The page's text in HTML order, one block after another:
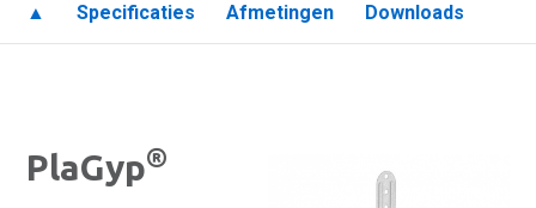
▲ Specificaties Afmetingen Downloads
PlaGyp®